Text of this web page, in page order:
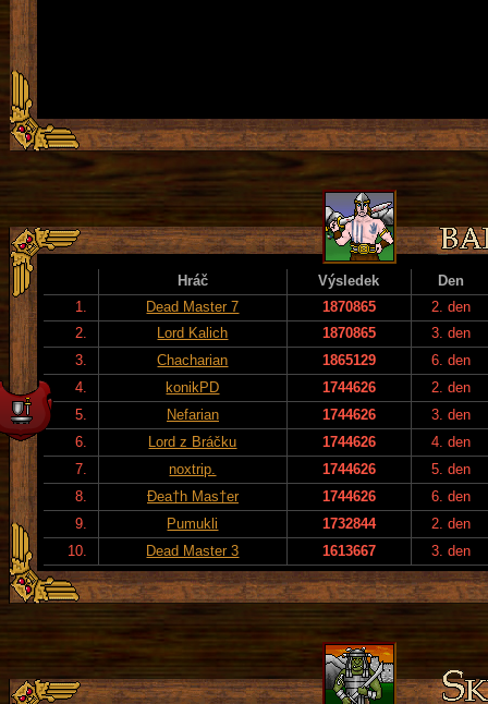
Hráč Výsledek
Den
1.
Dead Master 7 1870865
2. den
2.
Lord Kalich 1870865
3. den
3.
Chacharian 1865129
6. den
4.
konikPD 1744626
2. den
5.
Nefarian 1744626
3. den
6.
Lord z Bráčku 1744626
4. den
7.
noxtrip. 1744626
5. den
8.
Đea†h Mas†er 1744626
6. den
9.
Pumukli 1732844
2. den
10.
Dead Master 3 1613667 3. den